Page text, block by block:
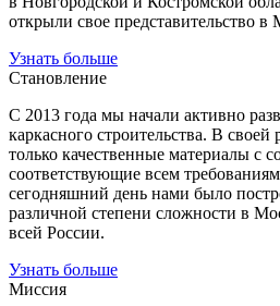
открыли свое представительство в
Узнать больше
Становление
С 2013 года мы начали активно
каркасного строительства. В
только качественные материалы с
соответствующие всем
сегодняшний день нами было
различной степени сложности в
всей России.
Узнать больше
Миссия